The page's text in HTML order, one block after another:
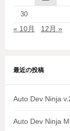
30
« 10月 12月 »
最近の投稿
Auto Dev Ninja
Auto Dev Ninja